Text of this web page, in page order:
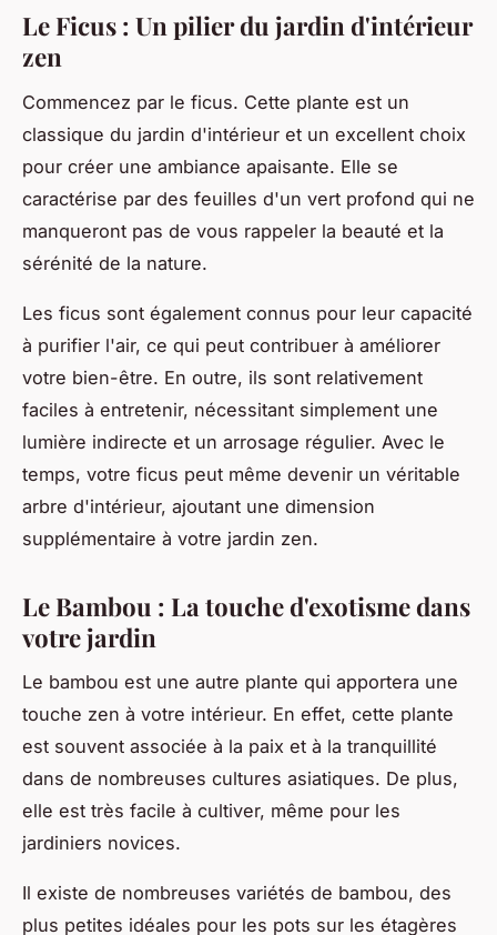
Le Ficus : Un pilier du jardin d'intérieur
zen
Commencez par le ficus. Cette plante est un
classique du jardin d'intérieur et un excellent choix
pour créer une ambiance apaisante. Elle se
caractérise par des feuilles d'un vert profond qui ne
manqueront pas de vous rappeler la beauté et la
sérénité de la nature.
Les ficus sont également connus pour leur capacité
à purifier l'air, ce qui peut contribuer à améliorer
votre bien-être. En outre, ils sont relativement
faciles à entretenir, nécessitant simplement une
lumière indirecte et un arrosage régulier. Avec le
temps, votre ficus peut même devenir un véritable
arbre d'intérieur, ajoutant une dimension
supplémentaire à votre jardin zen.
Le Bambou : La touche d'exotisme dans
votre jardin
Le bambou est une autre plante qui apportera une
touche zen à votre intérieur. En effet, cette plante
est souvent associée à la paix et à la tranquillité
dans de nombreuses cultures asiatiques. De plus,
elle est très facile à cultiver, même pour les
jardiniers novices.
Il existe de nombreuses variétés de bambou, des
plus petites idéales pour les pots sur les étagères